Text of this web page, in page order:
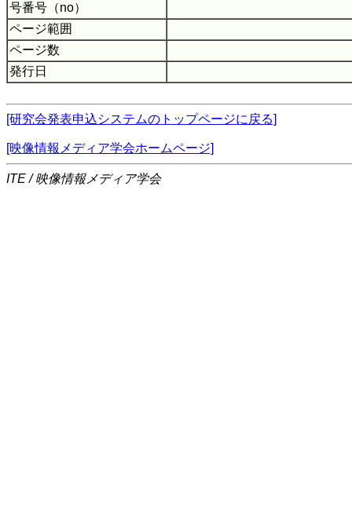
号番号（no）
ページ範囲
ページ数
発行日
[研究会発表申込システムのトップページに戻る]
[映像情報メディア学会ホームページ]
ITE / 映像情報メディア学会